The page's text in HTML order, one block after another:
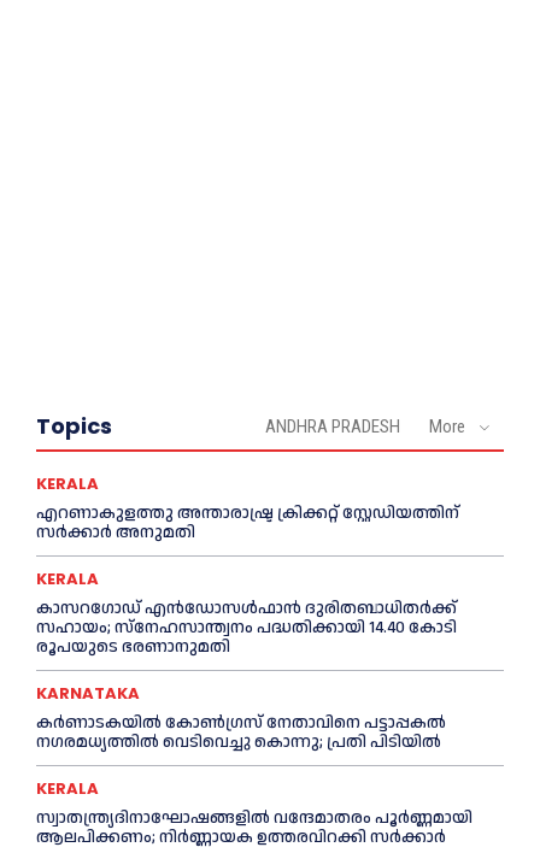
Topics ANDHRA PRADESH More
KERALA
എറണാകുളത്തു അന്താരാഷ്ട്ര ക്രിക്കറ്റ് സ്റ്റേഡിയത്തിന്
സര്‍ക്കാര്‍ അനുമതി
KERALA
കാസറഗോഡ് എന്‍ഡോസള്‍ഫാന്‍ ദുരിതബാധിതര്‍ക്ക്
സഹായം; സ്‌നേഹസാന്ത്വനം പദ്ധതിക്കായി 14.40 കോടി
രൂപയുടെ ഭരണാനുമതി
KARNATAKA
കർണാടകയിൽ കോണ്‍ഗ്രസ് നേതാവിനെ പട്ടാപ്പകല്‍
നഗരമധ്യത്തില്‍ വെടിവെച്ചു കൊന്നു; പ്രതി പിടിയില്‍
KERALA
സ്വാതന്ത്ര്യദിനാഘോഷങ്ങളില്‍ വന്ദേമാതരം പൂര്‍ണ്ണമായി
ആലപിക്കണം; നിര്‍ണ്ണായക ഉത്തരവിറക്കി സര്‍ക്കാര്‍